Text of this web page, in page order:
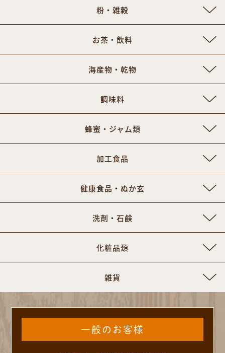
粉・雑穀
お茶・飲料
海産物・乾物
調味料
蜂蜜・ジャム類
加工食品
健康食品・ぬか玄
洗剤・石鹸
化粧品類
雑貨
一般のお客様